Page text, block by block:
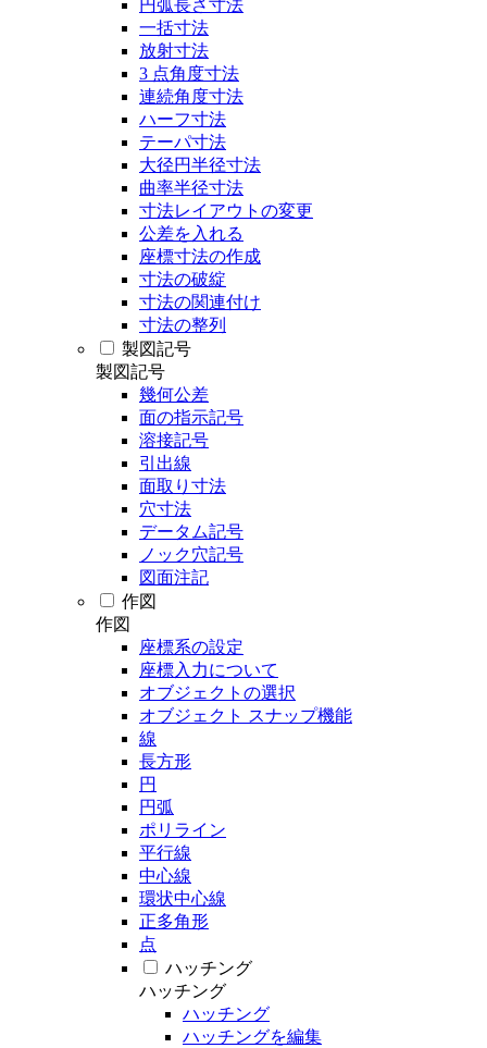
円弧長さ寸法
一括寸法
放射寸法
3 点角度寸法
連続角度寸法
ハーフ寸法
テーパ寸法
大径円半径寸法
曲率半径寸法
寸法レイアウトの変更
公差を入れる
座標寸法の作成
寸法の破綻
寸法の関連付け
寸法の整列
製図記号
製図記号
幾何公差
面の指示記号
溶接記号
引出線
面取り寸法
穴寸法
データム記号
ノック穴記号
図面注記
作図
作図
座標系の設定
座標入力について
オブジェクトの選択
オブジェクト スナップ機能
線
長方形
円
円弧
ポリライン
平行線
中心線
環状中心線
正多角形
点
ハッチング
ハッチング
ハッチング
ハッチングを編集